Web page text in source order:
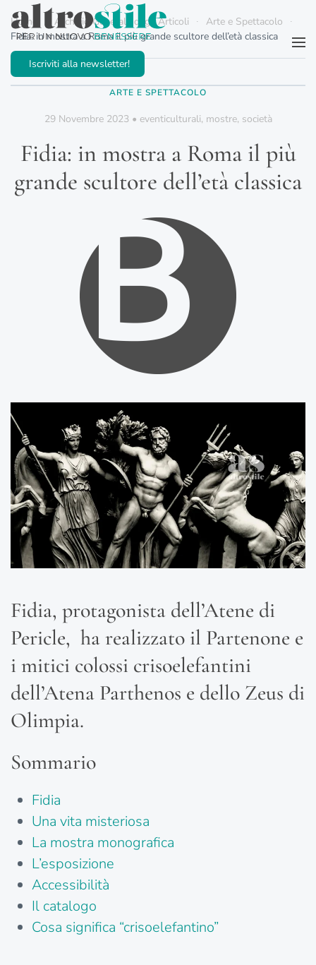
Passa al contenuto principale
Iscriviti alla newsletter!
Home Archivio Generale degli Articoli
Arte e Spettacolo
Fidia: in mostra a Roma il più grande scultore dell’età classica
ARTE E SPETTACOLO
29 Novembre 2023• eventiculturali, mostre, società
Fidia: in mostra a Roma il più
grande scultore dell’età classica
Fidia, protagonista dell’Atene di
Pericle, ha realizzato il Partenone e
i mitici colossi crisoelefantini
dell’Atena Parthenos e dello Zeus di
Olimpia.
Sommario
Fidia
Una vita misteriosa
La mostra monografica
L’esposizione
Accessibilità
Il catalogo
Cosa significa “crisoelefantino”